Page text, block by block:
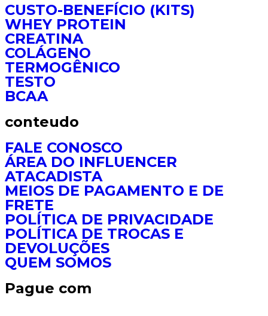
CUSTO-BENEFÍCIO (KITS)
WHEY PROTEIN
CREATINA
COLÁGENO
TERMOGÊNICO
TESTO
BCAA
conteudo
FALE CONOSCO
ÁREA DO INFLUENCER
ATACADISTA
MEIOS DE PAGAMENTO E DE
FRETE
POLÍTICA DE PRIVACIDADE
POLÍTICA DE TROCAS E
DEVOLUÇÕES
QUEM SOMOS
Pague com